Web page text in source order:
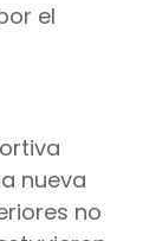
el
nueva
no